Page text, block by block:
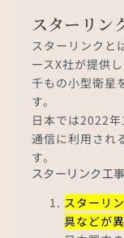
スターリン
スターリンクと
ースX社が提供
千もの小型衛星
す。
日本では2022
通信に利用され
す。
スターリンク工
スターリ
具などが